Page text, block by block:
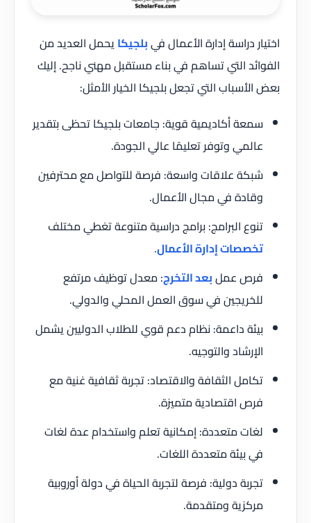
اختيار دراسة إدارة الأعمال فيبلجيكايحمل العديد من
الفوائد التي تساهم في بناء مستقبل مهني ناجح. إليك
بعض الأسباب التي تجعل بلجيكا الخيار الأمثل:
سمعة أكاديمية قوية: جامعات بلجيكا تحظى بتقدير
عالمي وتوفر تعليمًا عالي الجودة.
شبكة علاقات واسعة: فرصة للتواصل مع محترفين
وقادة في مجال الأعمال.
تنوع البرامج: برامج دراسية متنوعة تغطي مختلف
تخصصات إدارة الأعمال.
فرص عملبعد التخرج: معدل توظيف مرتفع
للخريجين في سوق العمل المحلي والدولي.
بيئة داعمة: نظام دعم قوي للطلاب الدوليين يشمل
الإرشاد والتوجيه.
تكامل الثقافة والاقتصاد: تجربة ثقافية غنية مع
فرص اقتصادية متميزة.
لغات متعددة: إمكانية تعلم واستخدام عدة لغات
في بيئة متعددة اللغات.
تجربة دولية: فرصة لتجربة الحياة في دولة أوروبية
مركزية ومتقدمة.